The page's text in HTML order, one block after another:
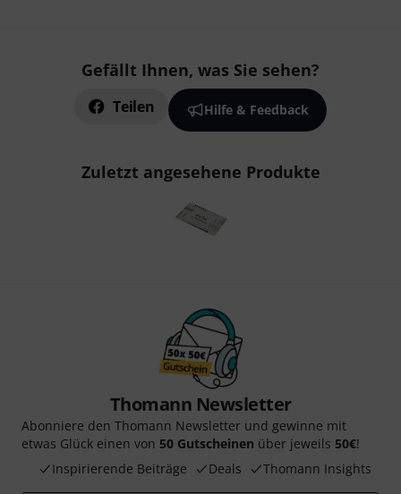
Gefällt Ihnen, was Sie sehen?
Teilen Hilfe & Feedback
Zuletzt angesehene Produkte
Thomann Newsletter
Abonniere den Thomann Newsletter und gewinne mit
etwas Glück einen von 50 Gutscheinen über jeweils 50€!
Inspirierende Beiträge
Deals Thomann Insights